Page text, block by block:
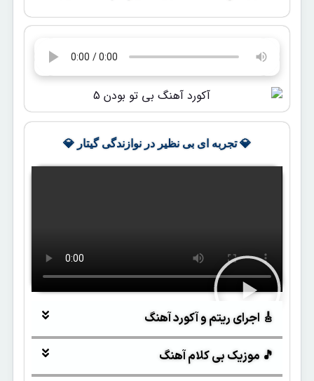
💎 تجربه ای بی نظیر در نوازندگی گیتار 💎
🎸 اجرای ریتم و آکورد آهنگ
🎵 موزیک بی کلام آهنگ